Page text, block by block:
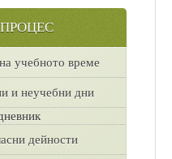
учебното време
и неучебни дни
дейности